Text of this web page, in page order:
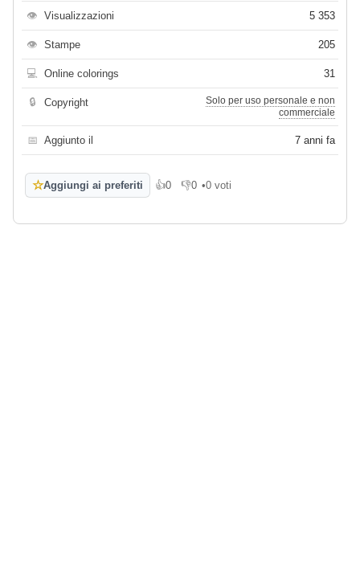
👁 Visualizzazioni 5 353
👁 Stampe 205
💻 Online colorings 31
🔒 Copyright
Solo per uso personale e non
commerciale
📅 Aggiunto il 7 anni fa
☆Aggiungi ai preferiti 👍0
Mi piace
👎0
Non mi piace
•0 voti